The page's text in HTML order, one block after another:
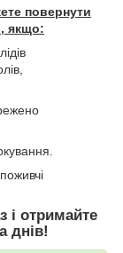
повернути
якщо:
і отримайте
днів!